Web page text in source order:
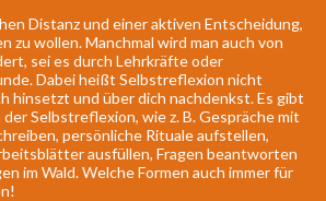
Distanz und einer aktiven Entscheidung,
zu wollen. Manchmal wird man auch von
sei es durch Lehrkräfte oder
Dabei heißt Selbstreflexion nicht
hinsetzt und über dich nachdenkst. Es gibt
Selbstreflexion, wie z. B. Gespräche mit
persönliche Rituale aufstellen,
ausfüllen, Fragen beantworten
im Wald. Welche Formen auch immer für